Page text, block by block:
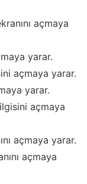
açmaya
yarar.
açmaya yarar.
yarar.
açmaya
açmaya yarar.
açmaya